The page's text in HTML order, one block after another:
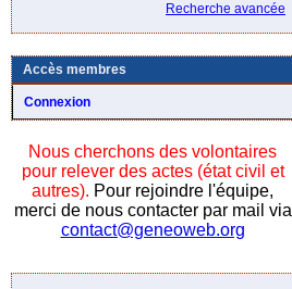
Recherche avancée
Accès membres
Connexion
Nous cherchons des volontaires
pour relever des actes (état civil et
autres). Pour rejoindre l'équipe,
merci de nous contacter par mail via
contact@geneoweb.org